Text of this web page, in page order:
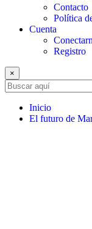
Contacto
Política
Cuenta
Registro
×
Inicio
El futuro de